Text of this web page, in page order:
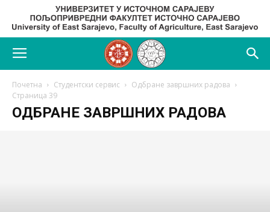
Почетна Студентски сервис
Одбране завршних радова
Страница 39
ОДБРАНЕ ЗАВРШНИХ РАДОВА